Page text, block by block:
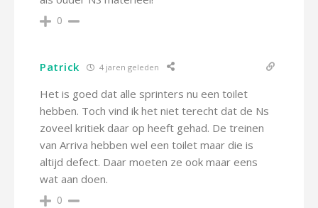
0
Patrick 4 jaren geleden
Het is goed dat alle sprinters nu een toilet
hebben. Toch vind ik het niet terecht dat de Ns
zoveel kritiek daar op heeft gehad. De treinen
van Arriva hebben wel een toilet maar die is
altijd defect. Daar moeten ze ook maar eens
wat aan doen.
0